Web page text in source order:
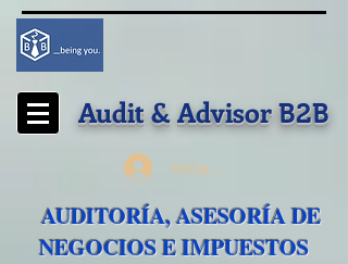
Audit & AdvisorB2B
Iniciar sesión
AUDITORÍA, ASESORÍA DE
NEGOCIOS E IMPUESTOS